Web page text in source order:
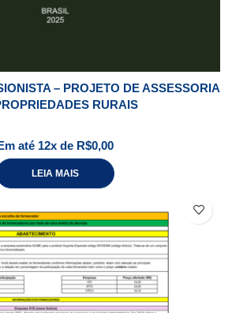
– PROJETO DE ASSESSORIA
RURAIS
até 12x de R$0,00
LEIA MAIS